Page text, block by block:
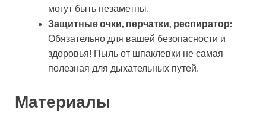
могут быть незаметны.
Защитные очки, перчатки, респиратор:
Обязательно для вашей безопасности и
здоровья! Пыль от шпаклевки не самая
полезная для дыхательных путей.
Материалы